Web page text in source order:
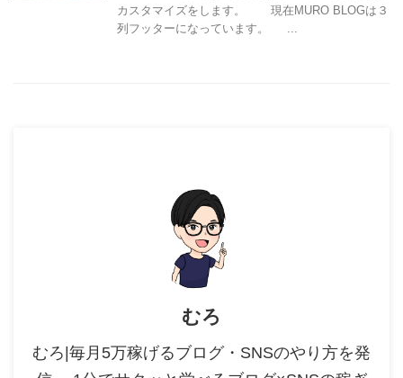
カスタマイズをします。 現在MURO BLOGは３
列フッターになっています。 ...
むろ
むろ|毎月5万稼げるブログ・SNSのやり方を発